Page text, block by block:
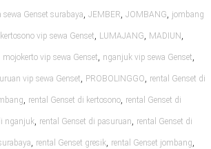
sewa Genset surabaya, JEMBER, JOMBANG, jombang
kertosono vip sewa Genset, LUMAJANG, MADIUN ,
mojokerto vip sewa Genset, nganjuk vip sewa Genset,
vip sewa Genset, PROBOLINGGO, rental Genset di
, rental Genset di kertosono, rental Genset di
nganjuk, rental Genset di pasuruan, rental Genset di
, rental Genset gresik, rental Genset jombang,